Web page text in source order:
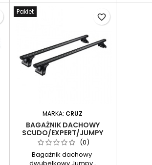
Pakiet
MARKA: CRUZ
BAGAŻNIK DACHOWY
SCUDO/EXPERT/JUMPY
2016- CRUZ ALU CARGO
DARK AF2-138
(0)
Bagażnik dachowy
dwubelkowy Jumpy ,
favorite_border